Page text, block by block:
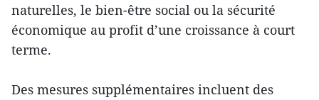
naturelles, le bien-être social ou la sécurité
économique au profit d’une croissance à court
terme.
Des mesures supplémentaires incluent des